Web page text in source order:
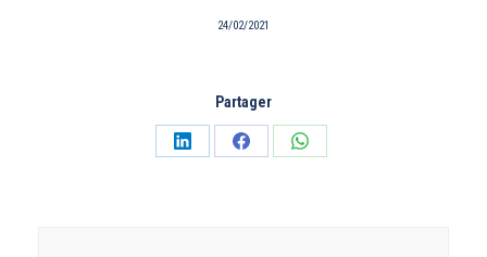
24/02/2021
Partager
PartagerPartagerPartager